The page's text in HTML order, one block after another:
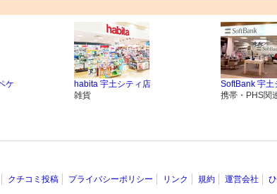
ケ
habita 宇土シティ店
雑貨
SoftBank 宇土
携帯・PHS関
クチコミ投稿 プライバシーポリシー リンク 規約 運営会社